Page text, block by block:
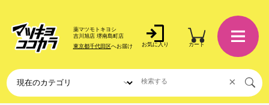
薬マツモトキヨシ
吉川旭店 堺南島町店
東京都千代田区へお届け お気に入り カート
×